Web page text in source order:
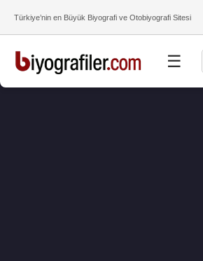
Türkiye’nin en Büyük Biyografi ve Otobiyografi Sitesi
☰